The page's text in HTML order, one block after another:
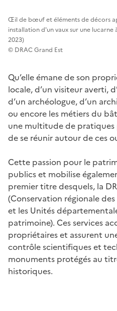
Œil de bœuf et éléments de décors
installation d'un vaux sur une
2023)
© DRAC Grand Est
Qu’elle émane de son
locale, d’un visiteur averti,
d’un archéologue, d’un
ou encore les métiers du
une multitude de pratiques
de se réunir autour de ces
Cette passion pour le
publics et mobilise
premier titre desquels, la
(Conservation régionale
et les Unités
patrimoine). Ces services
propriétaires et assurent
contrôle scientifiques et
monuments protégés au
historiques.